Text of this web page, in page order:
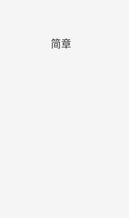
简章